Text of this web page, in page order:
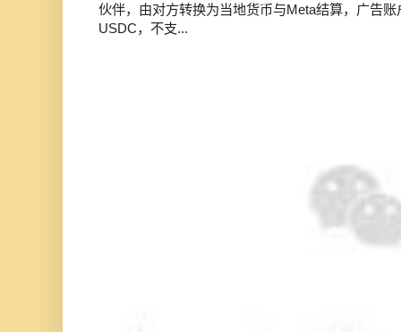
伙伴，由对方转换为当地货币与Meta结算，广告
USDC，不支...